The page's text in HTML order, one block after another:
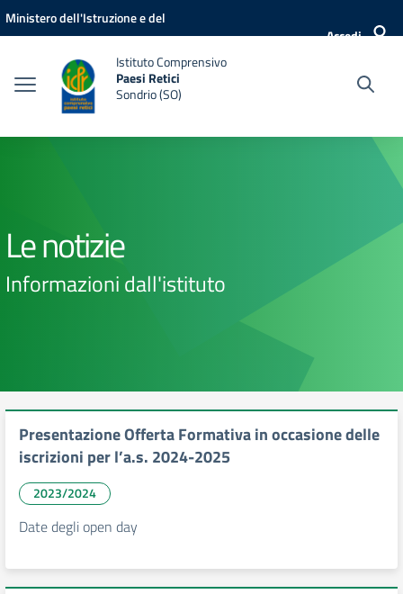
Vai ai contenuti
Vai al menu di navigazione
Vai al footer
Ministero dell'Istruzione e del
Accedi
Istituto Comprensivo
Paesi Retici
Sondrio (SO)
Le notizie
Informazioni dall'istituto
Presentazione Offerta Formativa in occasione delle
iscrizioni per l’a.s. 2024-2025
2023/2024
Date degli open day